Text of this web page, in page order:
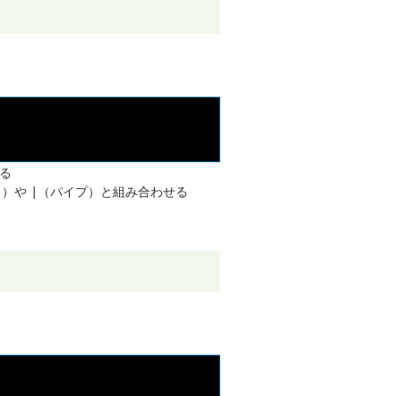
や
（パイプ）と組み合わせる